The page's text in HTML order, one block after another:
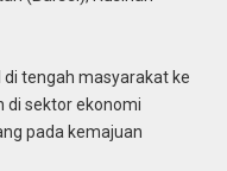
di tengah masyarakat ke
di sektor ekonomi
pada kemajuan